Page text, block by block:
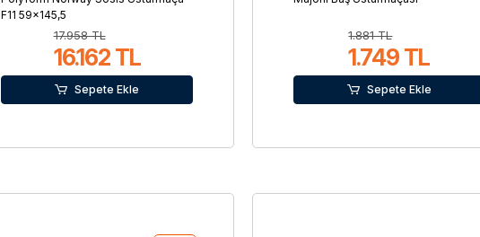
F11 59×145,5
17.958 TL
16.162 TL
Sepete Ekle
1.881 TL
1.749 TL
Sepete Ekle